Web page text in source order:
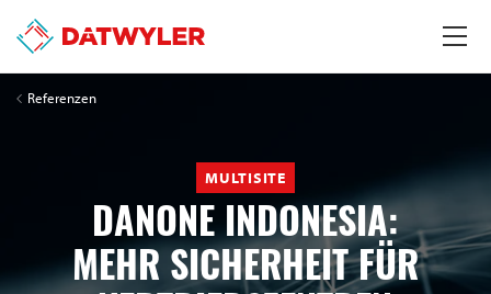
Referenzen
MULTISITE
DANONE INDONESIA:
MEHR SICHERHEIT FÜR